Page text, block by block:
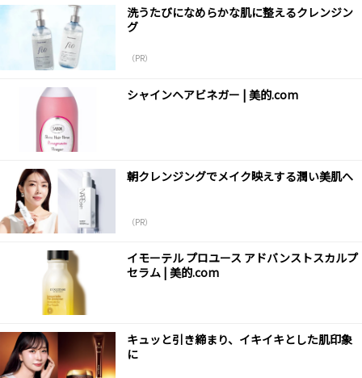
洗うたびになめらかな肌に整えるクレンジン
グ
（PR）
シャインヘアビネガー | 美的.com
朝クレンジングでメイク映えする潤い美肌へ
（PR）
イモーテル プロユース アドバンストスカルプ
セラム | 美的.com
キュッと引き締まり、イキイキとした肌印象
に